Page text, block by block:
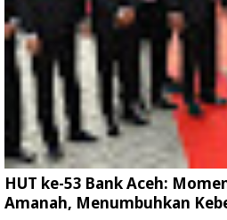
HUT ke-53 Bank Aceh:
Amanah, Menumbuhkan